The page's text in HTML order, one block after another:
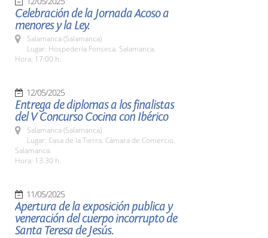
Celebración de la Jornada Acoso a
menores y la Ley.
Salamanca (Salamanca)
Lugar: Hospedería Fonseca. Salamanca.
Hora: 17:00 h.
12/05/2025
Entrega de diplomas a los finalistas
del V Concurso Cocina con Ibérico
Salamanca (Salamanca)
Lugar: Casa de la Tierra. Cámara de Comercio.
Salamanca.
Hora: 13:30 h.
11/05/2025
Apertura de la exposición publica y
veneración del cuerpo incorrupto de
Santa Teresa de Jesús.